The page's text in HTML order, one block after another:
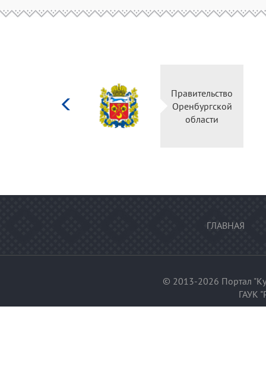
Правительство
Оренбургской
области
ГЛАВНАЯ
© 2013-2026 Портал
ГАУК